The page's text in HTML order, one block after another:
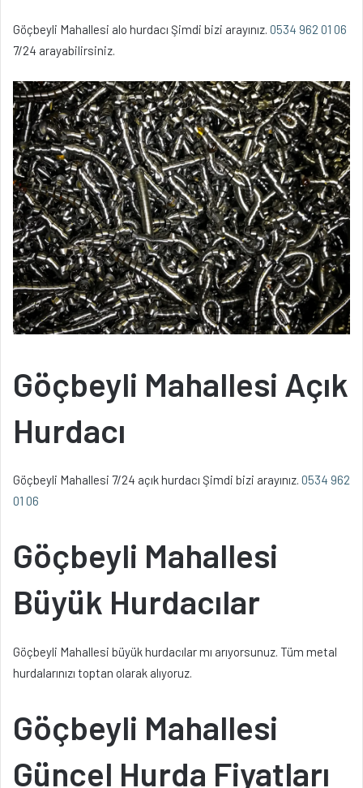
Göçbeyli Mahallesi alo hurdacı Şimdi bizi arayınız. 0534 962 01 06
7/24 arayabilirsiniz.
Göçbeyli Mahallesi Açık
Hurdacı
Göçbeyli Mahallesi 7/24 açık hurdacı Şimdi bizi arayınız. 0534 962
01 06
Göçbeyli Mahallesi
Büyük Hurdacılar
Göçbeyli Mahallesi büyük hurdacılar mı arıyorsunuz. Tüm metal
hurdalarınızı toptan olarak alıyoruz.
Göçbeyli Mahallesi
Güncel Hurda Fiyatları